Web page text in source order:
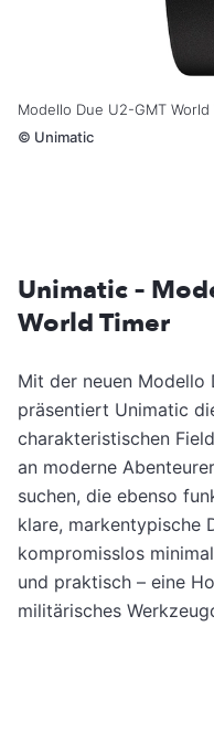
Modello Due U2-GMT World
© Unimatic
Unimatic –
World Timer
Mit der neuen Modello
präsentiert Unimatic
charakteristischen
an moderne
suchen, die ebenso
klare, markentypische
kompromisslos
und praktisch – eine
militärisches